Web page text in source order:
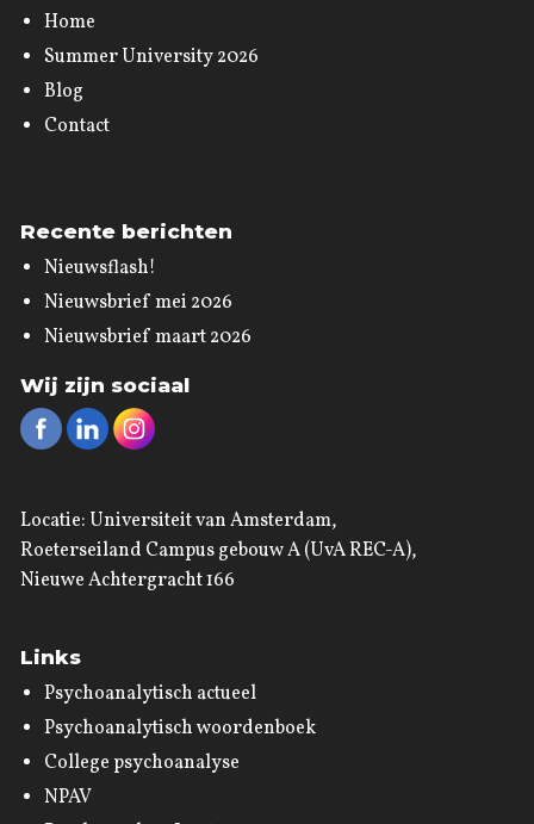
Home
Summer University 2026
Blog
Contact
Recente berichten
Nieuwsflash!
Nieuwsbrief mei 2026
Nieuwsbrief maart 2026
Wij zijn sociaal
Locatie: Universiteit van Amsterdam,
Roeterseiland Campus gebouw A (UvA REC-A),
Nieuwe Achtergracht 166
Links
Psychoanalytisch actueel
Psychoanalytisch woordenboek
College psychoanalyse
NPAV